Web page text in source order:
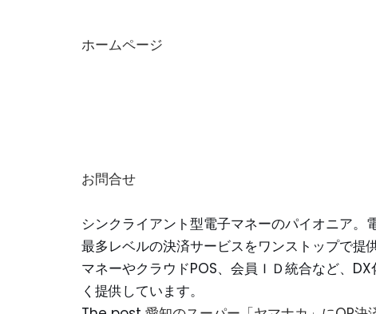
ホームページ
お問合せ
シンクライアント型電子マネーのパイオニア
最多レベルの決済サービスをワンストップで
マネーやクラウドPOS、会員ＩＤ統合など、
く提供しています。